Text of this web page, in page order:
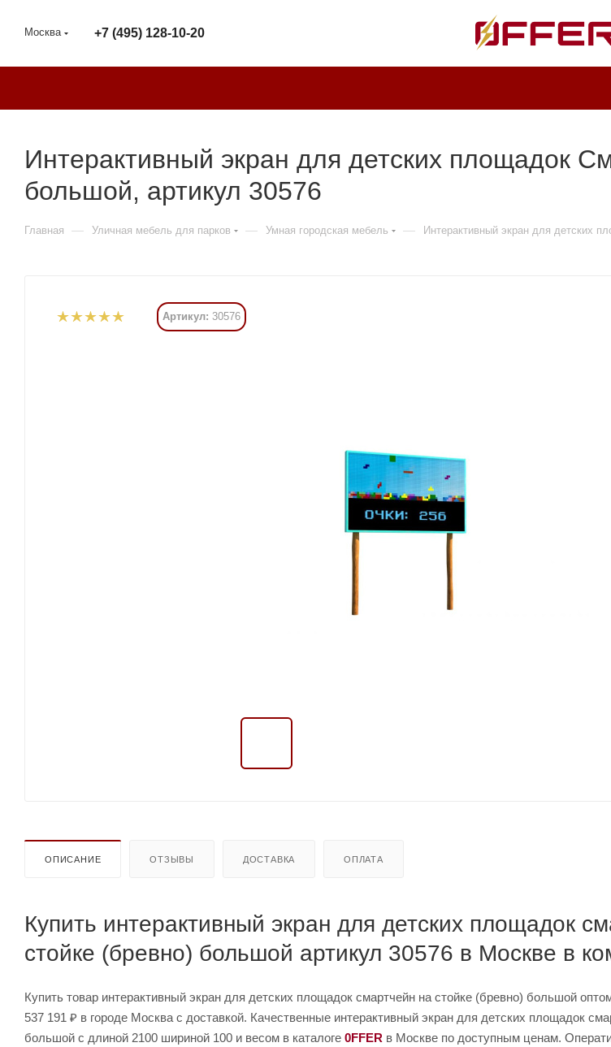
Москва +7 (495) 128-10-20
Интерактивный экран для детских площадок
большой, артикул 30576
Главная — Уличная мебель для парков — Умная городская мебель — Интерактивный экран для детских
Артикул: 30576
ОПИСАНИЕ ОТЗЫВЫ ДОСТАВКА ОПЛАТА
Купить интерактивный экран для детских площадок
стойке (бревно) большой артикул 30576 в Москве в
Купить товар интерактивный экран для детских площадок смартчейн на стойке (бревно) большой
537 191 ₽ в городе Москва с доставкой. Качественные интерактивный экран для детских площадок
большой с длиной 2100 шириной 100 и весом в каталоге 0FFER в Москве по доступным ценам.